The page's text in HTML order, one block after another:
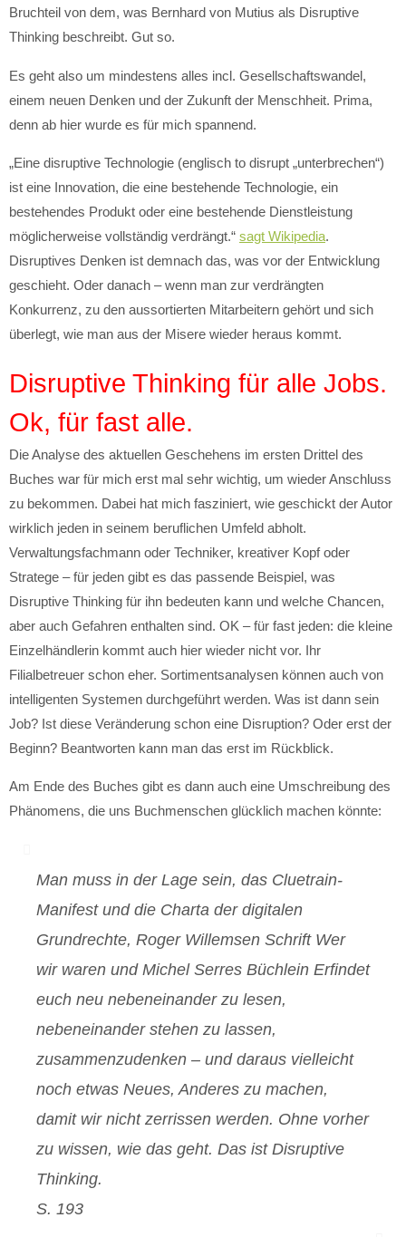
Bruchteil von dem, was Bernhard von Mutius als Disruptive
Thinking beschreibt. Gut so.
Es geht also um mindestens alles incl. Gesellschaftswandel,
einem neuen Denken und der Zukunft der Menschheit. Prima,
denn ab hier wurde es für mich spannend.
„Eine disruptive Technologie (englisch to disrupt „unterbrechen“)
ist eine Innovation, die eine bestehende Technologie, ein
bestehendes Produkt oder eine bestehende Dienstleistung
möglicherweise vollständig verdrängt.“ sagt Wikipedia.
Disruptives Denken ist demnach das, was vor der Entwicklung
geschieht. Oder danach – wenn man zur verdrängten
Konkurrenz, zu den aussortierten Mitarbeitern gehört und sich
überlegt, wie man aus der Misere wieder heraus kommt.
Disruptive Thinking für alle Jobs.
Ok, für fast alle.
Die Analyse des aktuellen Geschehens im ersten Drittel des
Buches war für mich erst mal sehr wichtig, um wieder Anschluss
zu bekommen. Dabei hat mich fasziniert, wie geschickt der Autor
wirklich jeden in seinem beruflichen Umfeld abholt.
Verwaltungsfachmann oder Techniker, kreativer Kopf oder
Stratege – für jeden gibt es das passende Beispiel, was
Disruptive Thinking für ihn bedeuten kann und welche Chancen,
aber auch Gefahren enthalten sind. OK – für fast jeden: die kleine
Einzelhändlerin kommt auch hier wieder nicht vor. Ihr
Filialbetreuer schon eher. Sortimentsanalysen können auch von
intelligenten Systemen durchgeführt werden. Was ist dann sein
Job? Ist diese Veränderung schon eine Disruption? Oder erst der
Beginn? Beantworten kann man das erst im Rückblick.
Am Ende des Buches gibt es dann auch eine Umschreibung des
Phänomens, die uns Buchmenschen glücklich machen könnte:
Man muss in der Lage sein, das Cluetrain-
Manifest und die Charta der digitalen
Grundrechte, Roger Willemsen Schrift Wer
wir waren und Michel Serres Büchlein Erfindet
euch neu nebeneinander zu lesen,
nebeneinander stehen zu lassen,
zusammenzudenken – und daraus vielleicht
noch etwas Neues, Anderes zu machen,
damit wir nicht zerrissen werden. Ohne vorher
zu wissen, wie das geht. Das ist Disruptive
Thinking.
S. 193